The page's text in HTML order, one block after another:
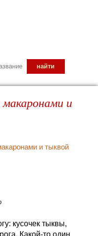
макаронами и
кусочек тыквы,
Какой-то один